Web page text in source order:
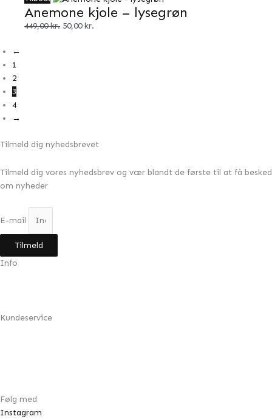
349,00 kr..75,00 kr..
Anemone kjole – lysegrøn
449,00kr.
oprindelige
pris
50,00kr.
aktuelle
←
1
2
3
4
→
Tilmeld dig nyhedsbrevet
Tilmeld dig vores nyhedsbrev og vær blandt de første til at få besked
om nyheder
E-mail
Tilmeld
Info
Kundeservice
Følg med
Instagram